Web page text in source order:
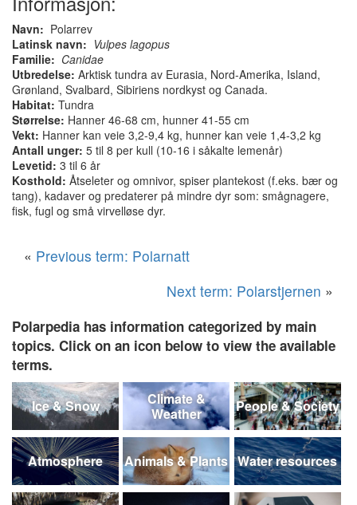
Navn: Polarrev
Latinsk navn: Vulpes lagopus
Familie: Canidae
Utbredelse: Arktisk tundra av Eurasia, Nord-Amerika, Island,
Grønland, Svalbard, Sibiriens nordkyst og Canada.
Habitat: Tundra
Størrelse: Hanner 46-68 cm, hunner 41-55 cm
Vekt: Hanner kan veie 3,2-9,4 kg, hunner kan veie 1,4-3,2 kg
Antall unger: 5 til 8 per kull (10-16 i såkalte lemenår)
Levetid: 3 til 6 år
Kosthold: Åtseleter og omnivor, spiser plantekost (f.eks. bær og
tang), kadaver og predaterer på mindre dyr som: smågnagere,
fisk, fugl og små virvelløse dyr.
« Previous term: Polarnatt
Next term: Polarstjernen »
Polarpedia has information categorized by main
topics. Click on an icon below to view the available
terms.
Ice & Snow
Climate &
Weather
People & Society
Atmosphere Animals & Plants Water resources